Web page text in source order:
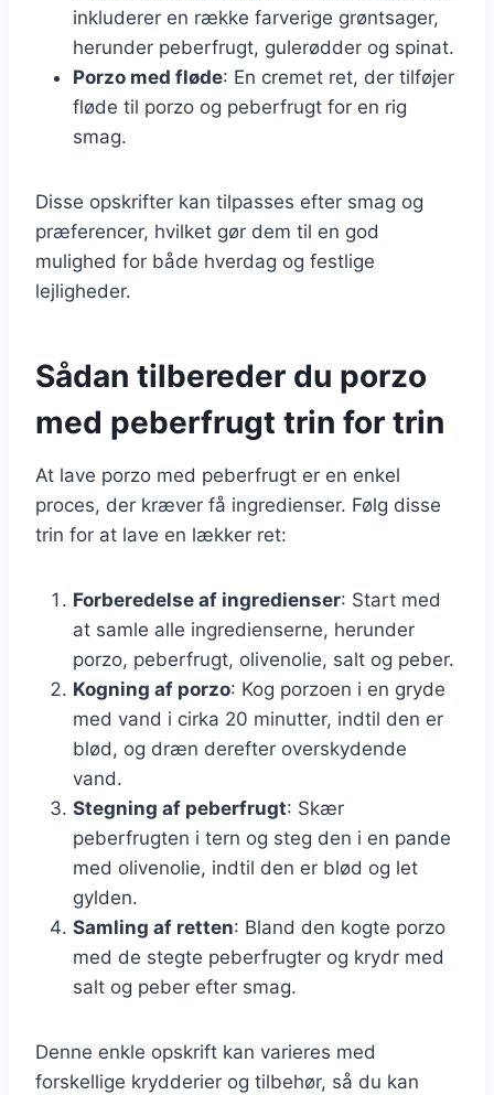
inkluderer en række farverige grøntsager,
herunder peberfrugt, gulerødder og spinat.
Porzo med fløde: En cremet ret, der tilføjer
fløde til porzo og peberfrugt for en rig
smag.
Disse opskrifter kan tilpasses efter smag og
præferencer, hvilket gør dem til en god
mulighed for både hverdag og festlige
lejligheder.
Sådan tilbereder du porzo
med peberfrugt trin for trin
At lave porzo med peberfrugt er en enkel
proces, der kræver få ingredienser. Følg disse
trin for at lave en lækker ret:
Forberedelse af ingredienser: Start med
at samle alle ingredienserne, herunder
porzo, peberfrugt, olivenolie, salt og peber.
Kogning af porzo: Kog porzoen i en gryde
med vand i cirka 20 minutter, indtil den er
blød, og dræn derefter overskydende
vand.
Stegning af peberfrugt: Skær
peberfrugten i tern og steg den i en pande
med olivenolie, indtil den er blød og let
gylden.
Samling af retten: Bland den kogte porzo
med de stegte peberfrugter og krydr med
salt og peber efter smag.
Denne enkle opskrift kan varieres med
forskellige krydderier og tilbehør, så du kan